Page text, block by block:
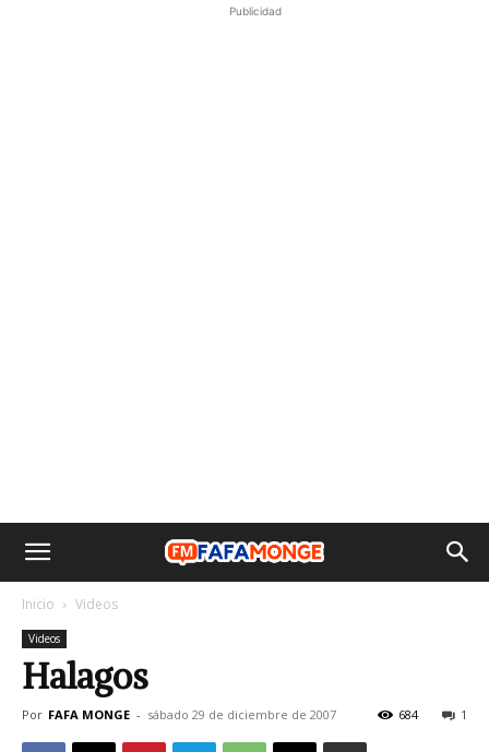
Publicidad
Inicio Videos
Videos
Halagos
Por FAFA MONGE - sábado 29 de diciembre de 2007 1
684